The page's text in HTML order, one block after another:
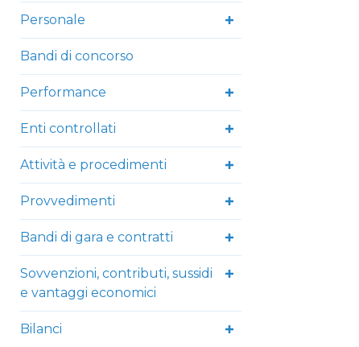
Personale
Bandi di concorso
Performance
Enti controllati
Attività e procedimenti
Provvedimenti
Bandi di gara e contratti
Sovvenzioni, contributi, sussidi
e vantaggi economici
Bilanci